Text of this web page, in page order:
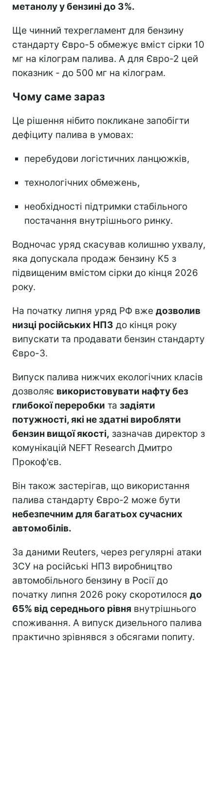
метанолу у бензині до 3%.
Ще чинний техрегламент для бензину
стандарту Євро-5 обмежує вміст сірки 10
мг на кілограм палива. А для Євро-2 цей
показник - до 500 мг на кілограм.
Чому саме зараз
Це рішення нібито покликане запобігти
дефіциту палива в умовах:
перебудови логістичних ланцюжків,
технологічних обмежень,
необхідності підтримки стабільного
постачання внутрішнього ринку.
Водночас уряд скасував колишню ухвалу,
яка допускала продаж бензину К5 з
підвищеним вмістом сірки до кінця 2026
року.
На початку липня уряд РФ вже дозволив
низці російських НПЗ до кінця року
випускати та продавати бензин стандарту
Євро-3.
Випуск палива нижчих екологічних класів
дозволяє використовувати нафту без
глибокої переробки та задіяти
потужності, які не здатні виробляти
бензин вищої якості, зазначав директор з
комунікацій NEFT Research Дмитро
Прокоф'єв.
Він також застерігав, що використання
палива стандарту Євро-2 може бути
небезпечним для багатьох сучасних
автомобілів.
За даними Reuters, через регулярні атаки
ЗСУ на російські НПЗ виробництво
автомобільного бензину в Росії до
початку липня 2026 року скоротилося до
65% від середнього рівня внутрішнього
споживання. А випуск дизельного палива
практично зрівнявся з обсягами попиту.